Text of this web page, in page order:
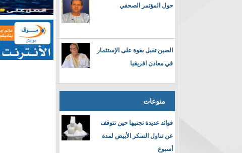
حول المؤتمر الصحفي
الصين تقبل بقوة على الإستثمار
في معادن افريقيا
منوعات
فوائد عديدة تجنيها حين تتوقف
عن تناول السكر الأبيض لمدة
أسبوع